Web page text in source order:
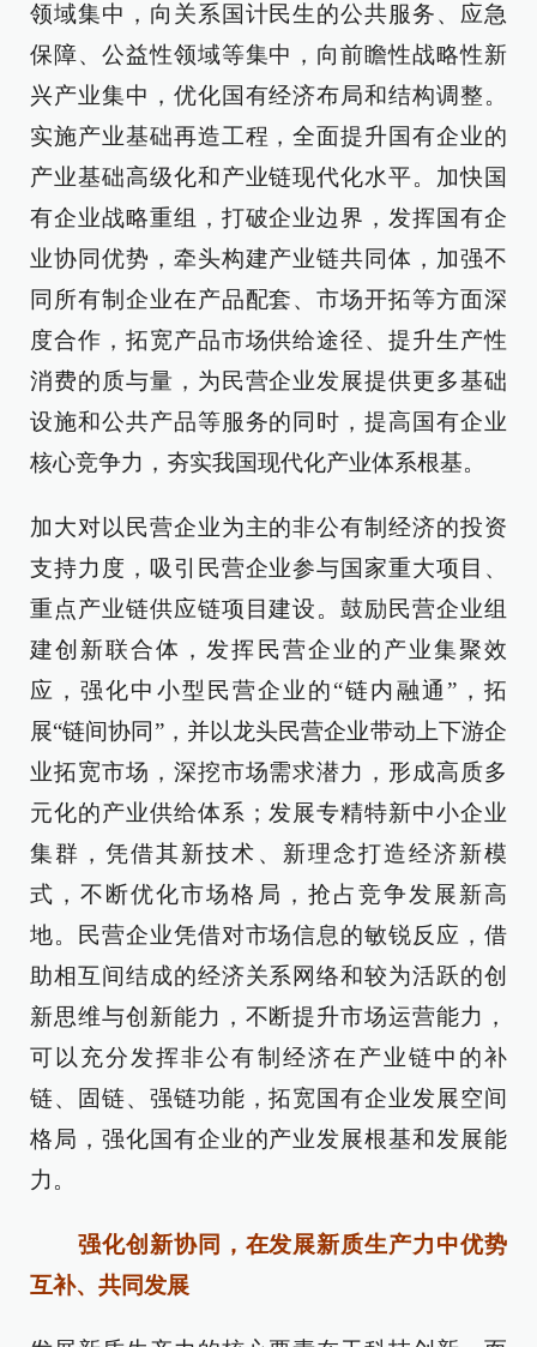
领域集中，向关系国计民生的公共服务、应急
保障、公益性领域等集中，向前瞻性战略性新
兴产业集中，优化国有经济布局和结构调整。
实施产业基础再造工程，全面提升国有企业的
产业基础高级化和产业链现代化水平。加快国
有企业战略重组，打破企业边界，发挥国有企
业协同优势，牵头构建产业链共同体，加强不
同所有制企业在产品配套、市场开拓等方面深
度合作，拓宽产品市场供给途径、提升生产性
消费的质与量，为民营企业发展提供更多基础
设施和公共产品等服务的同时，提高国有企业
核心竞争力，夯实我国现代化产业体系根基。
加大对以民营企业为主的非公有制经济的投资
支持力度，吸引民营企业参与国家重大项目、
重点产业链供应链项目建设。鼓励民营企业组
建创新联合体，发挥民营企业的产业集聚效
应，强化中小型民营企业的“链内融通”，拓
展“链间协同”，并以龙头民营企业带动上下游企
业拓宽市场，深挖市场需求潜力，形成高质多
元化的产业供给体系；发展专精特新中小企业
集群，凭借其新技术、新理念打造经济新模
式，不断优化市场格局，抢占竞争发展新高
地。民营企业凭借对市场信息的敏锐反应，借
助相互间结成的经济关系网络和较为活跃的创
新思维与创新能力，不断提升市场运营能力，
可以充分发挥非公有制经济在产业链中的补
链、固链、强链功能，拓宽国有企业发展空间
格局，强化国有企业的产业发展根基和发展能
力。
强化创新协同，在发展新质生产力中优势
互补、共同发展